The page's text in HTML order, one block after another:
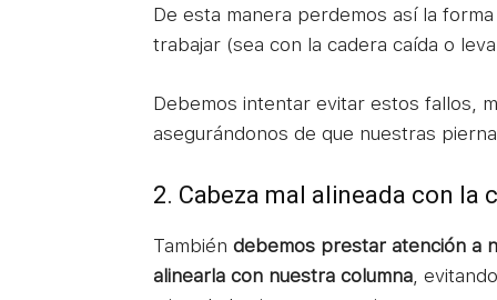
De esta manera perdemos así la
trabajar (sea con la cadera caída o
Debemos intentar evitar estos fallos,
asegurándonos de que nuestras
2. Cabeza mal alineada con la
También debemos prestar atención a
alinearla con nuestra columna ,